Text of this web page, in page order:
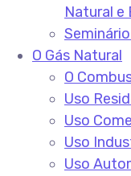
Natural e
O Gás Natural
O
Uso
Uso
Uso
Uso